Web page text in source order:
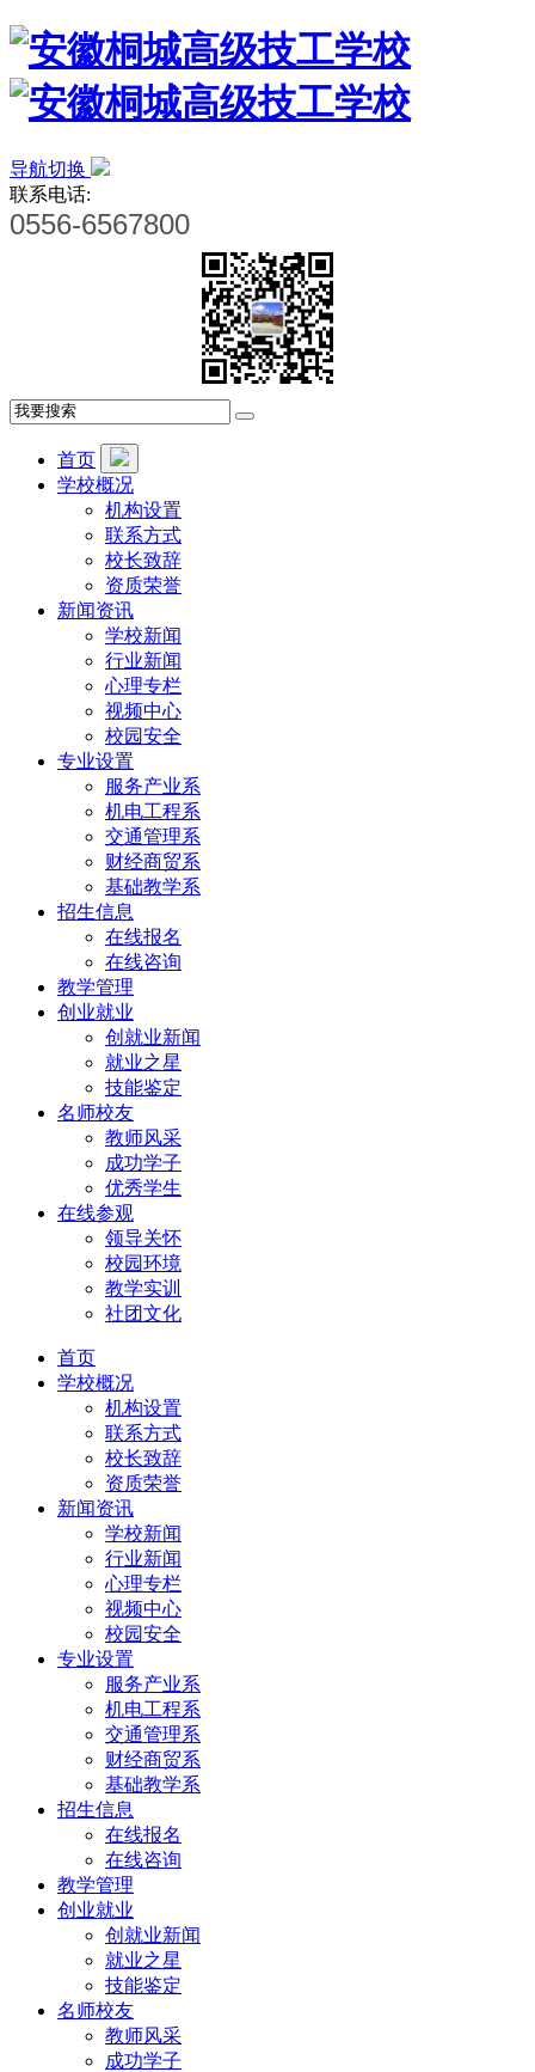
导航切换
联系电话:
0556-6567800
首页
学校概况
机构设置
联系方式
校长致辞
资质荣誉
新闻资讯
学校新闻
行业新闻
心理专栏
视频中心
校园安全
专业设置
服务产业系
机电工程系
交通管理系
财经商贸系
基础教学系
招生信息
在线报名
在线咨询
教学管理
创业就业
创就业新闻
就业之星
技能鉴定
名师校友
教师风采
成功学子
优秀学生
在线参观
领导关怀
校园环境
教学实训
社团文化
首页
学校概况
机构设置
联系方式
校长致辞
资质荣誉
新闻资讯
学校新闻
行业新闻
心理专栏
视频中心
校园安全
专业设置
服务产业系
机电工程系
交通管理系
财经商贸系
基础教学系
招生信息
在线报名
在线咨询
教学管理
创业就业
创就业新闻
就业之星
技能鉴定
名师校友
教师风采
成功学子